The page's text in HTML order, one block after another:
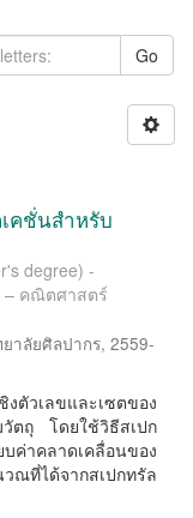
Go
คชั่นสำหรับ
degree) -
– คณิตศาสตร์
าลัยศิลปากร, 2559-
วเลขและเซตของ
วัตถุ โดยใช้วิธีสเปก
าคลาดเคลื่อนของ
ได้จากสเปกทรัล